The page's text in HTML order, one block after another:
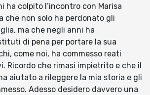
ha colpito l’incontro con Marisa
che non solo ha perdonato gli
ma che negli anni ha
di pena per portare la sua
come noi, ha commesso reati
Ricordo che rimasi impietrito e che il
aiutato a rileggere la mia storia e gli
Adesso desidero davvero una